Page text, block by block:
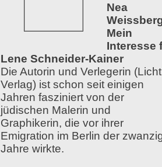
Nea
Mein
Interesse
Lene Schneider-Kainer
Die Autorin und Verlegerin
Verlag) ist schon seit einigen
Jahren fasziniert von der
jüdischen Malerin und
Graphikerin, die vor ihrer
Emigration im Berlin der
Jahre wirkte.